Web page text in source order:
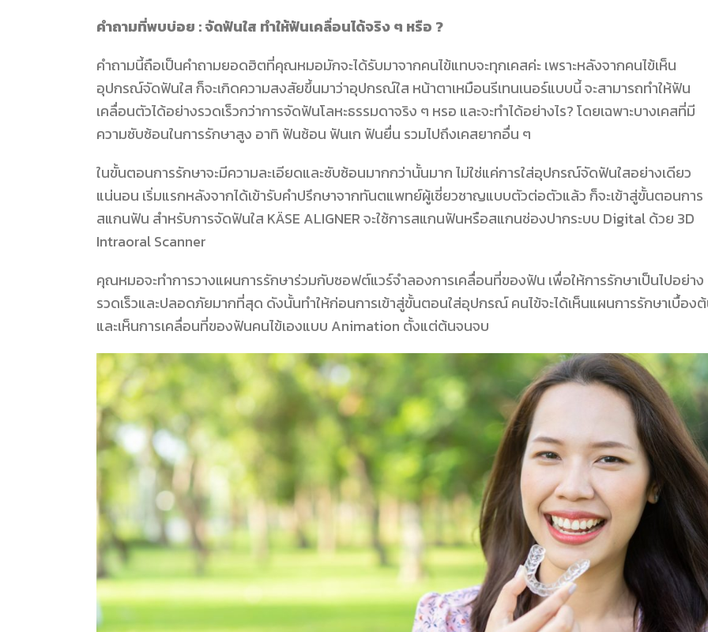
คำถามที่พบบ่อย : จัดฟันใส ทำให้ฟันเคลื่อนได้จริง ๆ หรือ ?
คำถามนี้ถือเป็นคำถามยอดฮิตที่คุณหมอมักจะได้รับมาจากคนไข้แทบจะทุกเคสค่ะ เพราะหลังจากคนไข้เห็น
อุปกรณ์จัดฟันใส ก็จะเกิดความสงสัยขึ้นมาว่าอุปกรณ์ใส หน้าตาเหมือนรีเทนเนอร์แบบนี้ จะสามารถทำให้ฟัน
เคลื่อนตัวได้อย่างรวดเร็วกว่าการจัดฟันโลหะธรรมดาจริง ๆ หรอ และจะทำได้อย่างไร? โดยเฉพาะบางเคสที่มี
ความซับซ้อนในการรักษาสูง อาทิ ฟันซ้อน ฟันเก ฟันยื่น รวมไปถึงเคสยากอื่น ๆ
ในขั้นตอนการรักษาจะมีความละเอียดและซับซ้อนมากกว่านั้นมาก ไม่ใช่แค่การใส่อุปกรณ์จัดฟันใสอย่างเดียว
แน่นอน เริ่มแรกหลังจากได้เข้ารับคำปรึกษาจากทันตแพทย์ผู้เชี่ยวชาญแบบตัวต่อตัวแล้ว ก็จะเข้าสู่ขั้นตอนการ
สแกนฟัน สำหรับการจัดฟันใส KÄSE ALIGNER จะใช้การสแกนฟันหรือสแกนช่องปากระบบ Digital ด้วย 3D
Intraoral Scanner
คุณหมอจะทำการวางแผนการรักษาร่วมกับซอฟต์แวร์จำลองการเคลื่อนที่ของฟัน เพื่อให้การรักษาเป็นไปอย่าง
รวดเร็วและปลอดภัยมากที่สุด ดังนั้นทำให้ก่อนการเข้าสู่ขั้นตอนใส่อุปกรณ์ คนไข้จะได้เห็นแผนการรักษาเบื้อง
และเห็นการเคลื่อนที่ของฟันคนไข้เองแบบ Animation ตั้งแต่ต้นจนจบ